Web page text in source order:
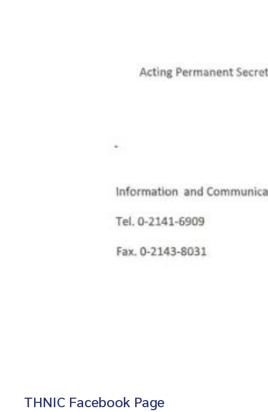
THNIC Facebook Page